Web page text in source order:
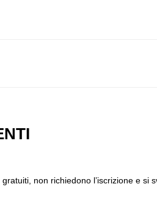
non richiedono l’iscrizione e si